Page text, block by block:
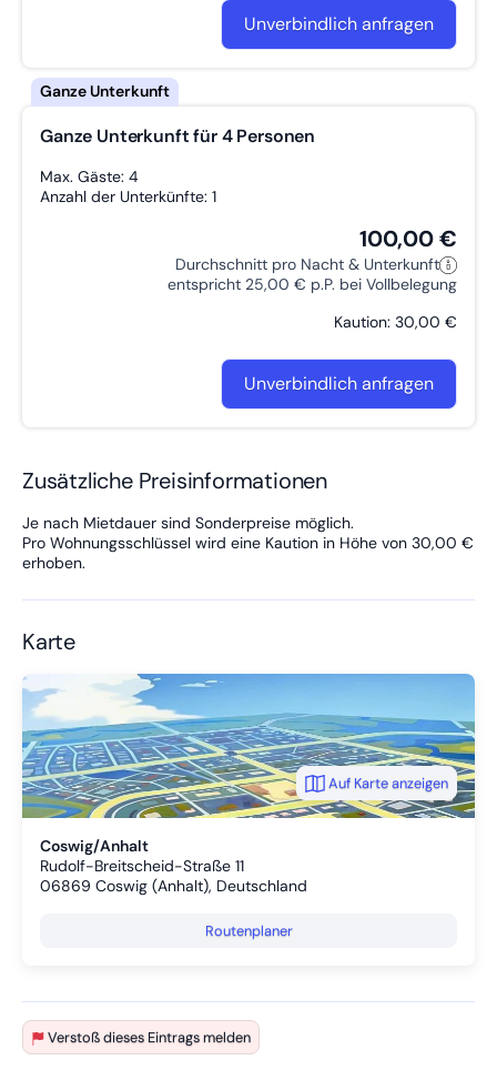
Unverbindlich anfragen
Ganze Unterkunft für 4 Personen
Max. Gäste: 4
Anzahl der Unterkünfte: 1
100,00 €
Durchschnitt pro Nacht & Unterkunft
entspricht 25,00 € p.P. bei Vollbelegung
Kaution: 30,00 €
Unverbindlich anfragen
Zusätzliche Preisinformationen
Je nach Mietdauer sind Sonderpreise möglich.
Pro Wohnungsschlüssel wird eine Kaution in Höhe von 30,00 €
erhoben.
Karte
Coswig/Anhalt
Rudolf-Breitscheid-Straße 11
06869 Coswig (Anhalt), Deutschland
Routenplaner
Auf Karte anzeigen
Verstoß dieses Eintrags melden